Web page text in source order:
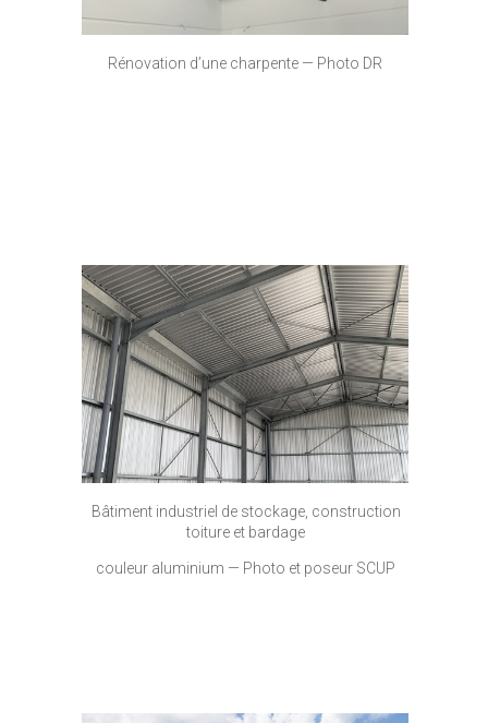
Rénovation d’une charpente — Photo DR
Bâtiment industriel de stockage, construction
toiture et bardage
couleur aluminium — Photo et poseur SCUP